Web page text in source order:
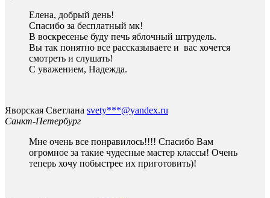
Елена, добрый день!
Спасибо за бесплатный мк!
В воскресенье буду печь яблочный штрудель.
Вы так понятно все рассказываете и вас хочется
смотреть и слушать!
С уважением, Надежда.
Яворская Светлана svety***@yandex.ru
Санкт-Петербург
Мне очень все понравилось!!!! Спасибо Вам
огромное за такие чудесные мастер классы! Очень
теперь хочу побыстрее их приготовить)!